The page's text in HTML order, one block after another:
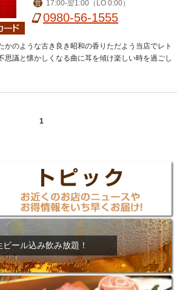
営 17:00-翌1:00（LO 0:00）
0980-56-1555
かのような古き良き昭和の香りただよう当店でレト
思議と懐かしくなる曲に耳を傾け楽しい時を過ごし
1
ビール込み飲み放題！